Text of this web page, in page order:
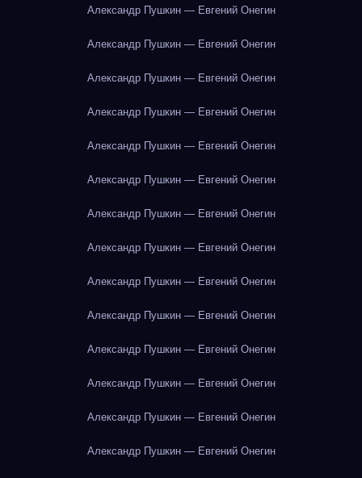
Александр Пушкин — Евгений Онегин
Александр Пушкин — Евгений Онегин
Александр Пушкин — Евгений Онегин
Александр Пушкин — Евгений Онегин
Александр Пушкин — Евгений Онегин
Александр Пушкин — Евгений Онегин
Александр Пушкин — Евгений Онегин
Александр Пушкин — Евгений Онегин
Александр Пушкин — Евгений Онегин
Александр Пушкин — Евгений Онегин
Александр Пушкин — Евгений Онегин
Александр Пушкин — Евгений Онегин
Александр Пушкин — Евгений Онегин
Александр Пушкин — Евгений Онегин